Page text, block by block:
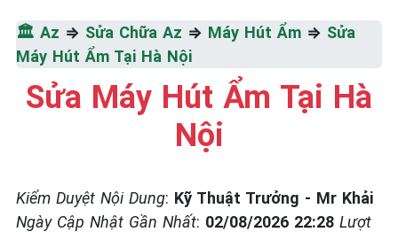
Thiểu
☎️ 09.86.85.89.22
🏛️ Az ⇒ Sửa Chữa Az ⇒ Máy Hút Ẩm ⇒ Sửa
Máy Hút Ẩm Tại Hà Nội
Sửa Máy Hút Ẩm Tại Hà
Nội
Kiểm Duyệt Nội Dung: Kỹ Thuật Trưởng - Mr Khải
Ngày Cập Nhật Gần Nhất: 02/08/2026 22:28 Lượt